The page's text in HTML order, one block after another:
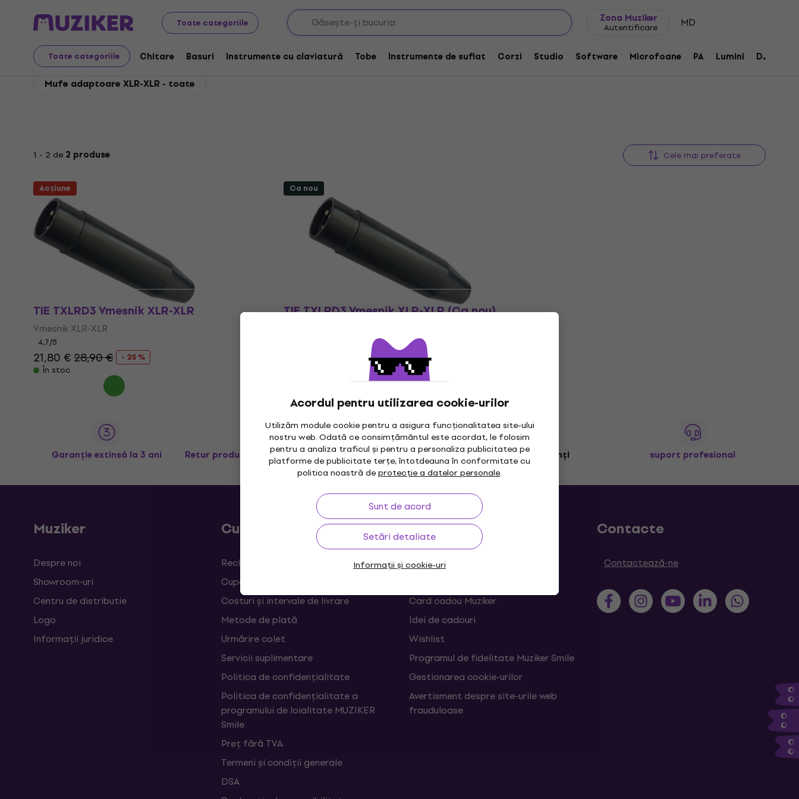
Toate categoriile
Zona Muziker
Autentificare MD
Toate categoriile Chitare Basuri Instrumente cu claviatură Tobe Instrumente de suflat Corzi Studio Software Microfoane PA Lumini DJ
Acordul pentru utilizarea cookie-urilor
Utilizăm module cookie pentru a asigura funcționalitatea site-ului
nostru web. Odată ce consimțământul este acordat, le folosim
pentru a analiza traficul și pentru a personaliza publicitatea pe
platforme de publicitate terțe, întotdeauna în conformitate cu
politica noastră deprotecție a datelor personale.
Sunt de acord
Setări detaliate
Informații și cookie-uri
TIE Accesorii Cabluri, mufe și mufe adaptoare Mufe adaptoare
TIE Mufe adaptoare XLR-XLR
Mufe adaptoare XLR-XLR - toate
1 - 2 de 2 produse Cele mai preferate
Acțiune
TIE TXLRD3 Vmesnik XLR-XLR
Vmesnik XLR-XLR
4,7/5
21,80 €28,90 €
- 25 %
În stoc
Ca nou
TIE TXLRD3 Vmesnik XLR-XLR (Ca nou)
- 9 %
Garanție extinsă la 3 ani Retur produse în maxim 30 zile Garanția prețului 3M+ clienți suport profesional
Muziker
Despre noi
Showroom-uri
Centru de distributie
Logo
Informații juridice
Cumpărare
Reclamații și retrageri din contract
Cupoane
Costuri și intervale de livrare
Metode de plată
Urmărire colet
Servicii suplimentare
Politica de confidențialitate
Politica de confidențialitate a
programului de loialitate MUZIKER
Smile
Preț fără TVA
Termeni și condiții generale
DSA
Linkuri utile
FAQ - Întrebări frecvente
Card cadou Muziker
Idei de cadouri
Wishlist
Programul de fidelitate Muziker Smile
Gestionarea cookie-urilor
Avertisment despre site-urile web
frauduloase
Contacte
Contactează-ne